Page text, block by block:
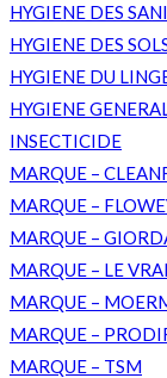
HYGIENE DES
HYGIENE DES
HYGIENE DU
HYGIENE
INSECTICIDE
MARQUE –
MARQUE –
MARQUE –
MARQUE – LE VRAI
MARQUE –
MARQUE –
MARQUE – TSM